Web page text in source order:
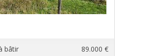
bâtir 89.000 €